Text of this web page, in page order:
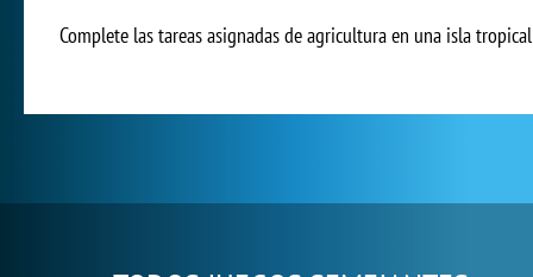
Complete las tareas asignadas de agricultura en una isla